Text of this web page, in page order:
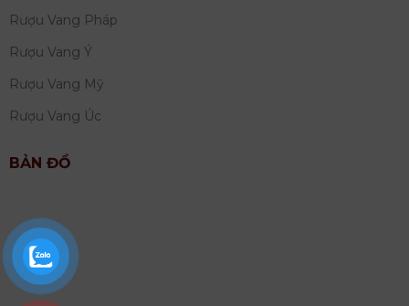
Rượu Vang Pháp
Rượu Vang Ý
Rượu Vang Mỹ
Rượu Vang Úc
BẢN ĐỒ